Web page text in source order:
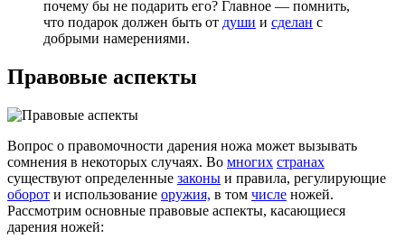
почему бы не подарить его? Главное — помнить,
что подарок должен быть от души и сделан с
добрыми намерениями.
Правовые аспекты
Вопрос о правомочности дарения ножа может вызывать
сомнения в некоторых случаях. Во многих странах
существуют определенные законы и правила, регулирующие
оборот и использование оружия, в том числе ножей.
Рассмотрим основные правовые аспекты, касающиеся
дарения ножей: